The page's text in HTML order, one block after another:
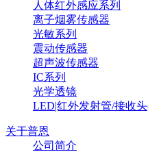
人体红外感应系列
离子烟雾传感器
光敏系列
震动传感器
超声波传感器
IC系列
光学透镜
LED|红外发射管/接收
关于普恩
公司简介